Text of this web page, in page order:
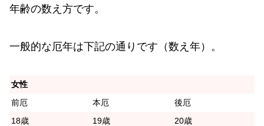
年齢の数え方です。
一般的な厄年は下記の通りです（数え年）。
女性
前厄
本厄
後厄
18歳
19歳
20歳